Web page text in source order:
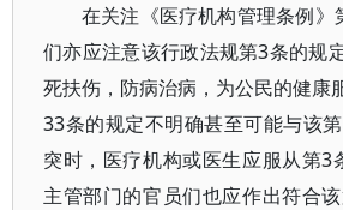
在关注《医疗机构管理条例》
们亦应注意该行政法规第3条的规
死扶伤，防病治病，为公民的健康
33条的规定不明确甚至可能与该
突时，医疗机构或医生应服从第3
主管部门的官员们也应作出符合